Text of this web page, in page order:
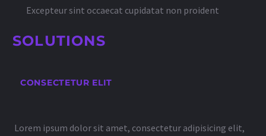
Excepteur sint occaecat cupidatat non proident
SOLUTIONS
CONSECTETUR ELIT
Lorem ipsum dolor sit amet, consectetur adipisicing elit,